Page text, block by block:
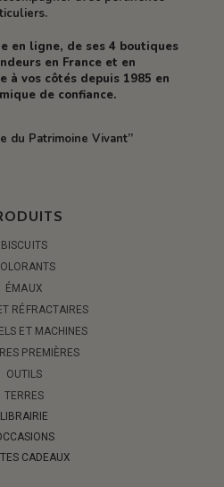
en ligne, de ses 4 boutiques
en France et en
à vos côtés depuis 1985 en
de confiance.
du Patrimoine Vivant”
BISCUITS
ÉMAUX
RÉFRACTAIRES
ET MACHINES
PREMIÈRES
OUTILS
TERRES
LIBRAIRIE
CADEAUX